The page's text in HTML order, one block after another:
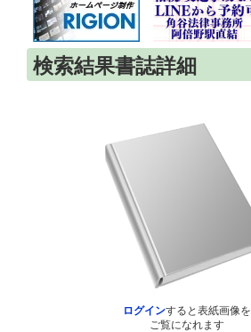
検索結果書誌詳細
ログインすると表紙画像を
ご覧になれます